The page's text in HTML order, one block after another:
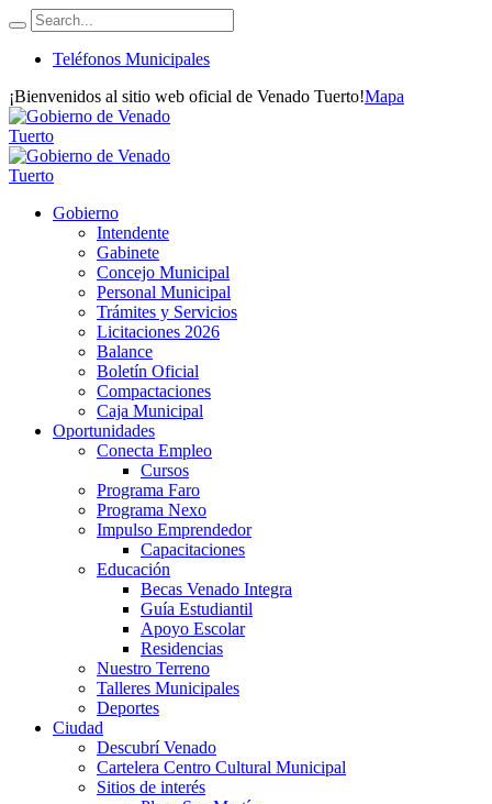
Teléfonos Municipales
¡Bienvenidos al sitio web oficial de Venado Tuerto!Mapa
Gobierno
Intendente
Gabinete
Concejo Municipal
Personal Municipal
Trámites y Servicios
Licitaciones 2026
Balance
Boletín Oficial
Compactaciones
Caja Municipal
Oportunidades
Conecta Empleo
Cursos
Programa Faro
Programa Nexo
Impulso Emprendedor
Capacitaciones
Educación
Becas Venado Integra
Guía Estudiantil
Apoyo Escolar
Residencias
Nuestro Terreno
Talleres Municipales
Deportes
Ciudad
Descubrí Venado
Cartelera Centro Cultural Municipal
Sitios de interés